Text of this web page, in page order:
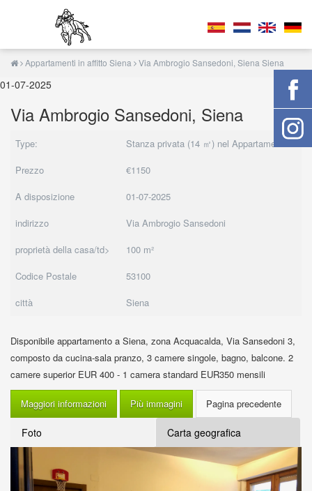
Appartamenti in affitto Siena Via Ambrogio Sansedoni, Siena Siena
01-07-2025
Via Ambrogio Sansedoni, Siena
Type:
Stanza privata (14 ㎡) nel Appartamenti
Prezzo
€1150
A disposizione
01-07-2025
indirizzo
Via Ambrogio Sansedoni
proprietà della casa/td>
100 m²
Codice Postale
53100
città
Siena
Disponibile appartamento a Siena, zona Acquacalda, Via Sansedoni 3,
composto da cucina-sala pranzo, 3 camere singole, bagno, balcone. 2
camere superior EUR 400 - 1 camera standard EUR350 mensili
Maggiori informazioni Più immagini
Foto Carta geografica